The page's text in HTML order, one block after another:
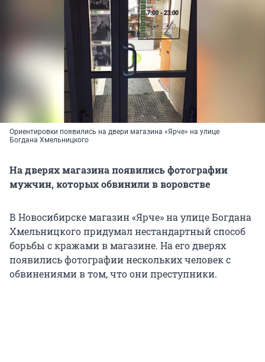
Ориентировки появились на двери магазина «Ярче» на улице
Богдана Хмельницкого
На дверях магазина появились фотографии
мужчин, которых обвинили в воровстве
В Новосибирске магазин «Ярче» на улице Богдана
Хмельницкого придумал нестандартный способ
борьбы с кражами в магазине. На его дверях
появились фотографии нескольких человек с
обвинениями в том, что они преступники.